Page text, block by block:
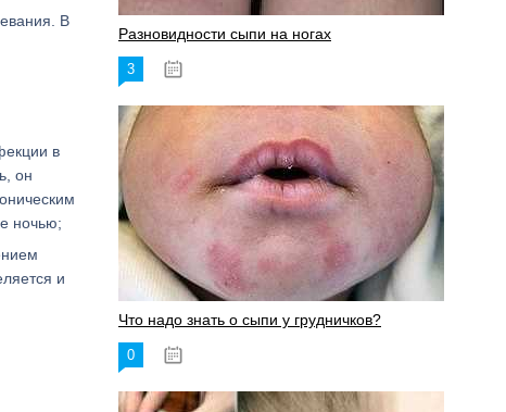
В
в
он
ночью;
и
Разновидности сыпи на ногах
3
Что надо знать о сыпи у грудничков?
0